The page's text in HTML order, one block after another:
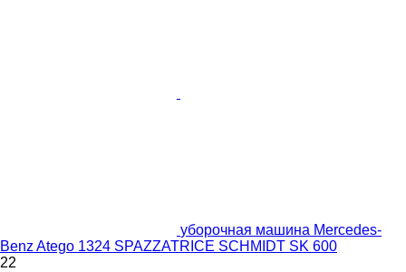
уборочная машина Mercedes-
Benz Atego 1324 SPAZZATRICE SCHMIDT SK 600
22